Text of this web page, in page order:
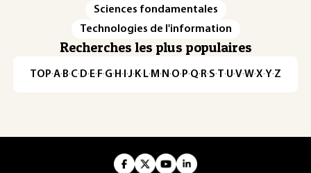
Sciences fondamentales
Technologies de l'information
Recherches les plus populaires
TOP·A·B·C· D· E· F·G· H · ·J· K· L· M · N ·O· P·Q· R·S·T·U·V·W·X·Y·Z